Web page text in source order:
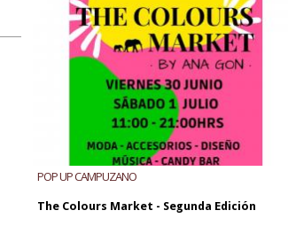
POP UP CAMPUZANO
The Colours Market - Segunda Edición